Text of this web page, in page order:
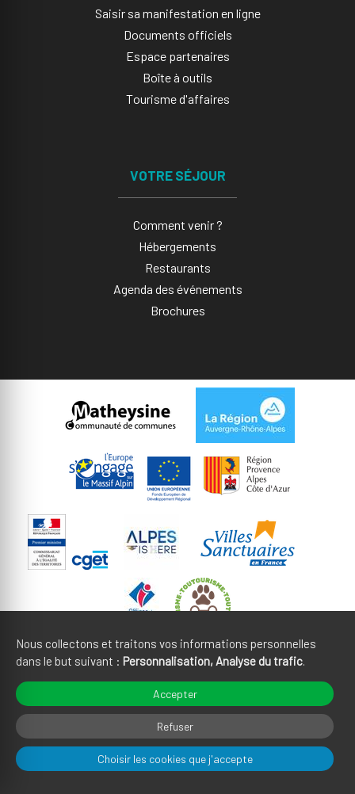
Saisir sa manifestation en ligne​
Documents officiels
Espace partenaires
Boîte à outils
Tourisme d'affaires
VOTRE SÉJOUR
Comment venir ?
Hébergements
Restaurants
Agenda des événements
Brochures
Gestion des cookies Crédits
Plan du site Fait en France par
Nous collectons et traitons vos informations personnelles
dans le but suivant : Personnalisation, Analyse du trafic.
Accepter
Refuser
Choisir les cookies que j'accepte